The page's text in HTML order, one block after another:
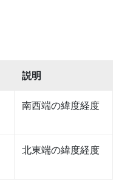
説明
南西端の緯度経度
北東端の緯度経度